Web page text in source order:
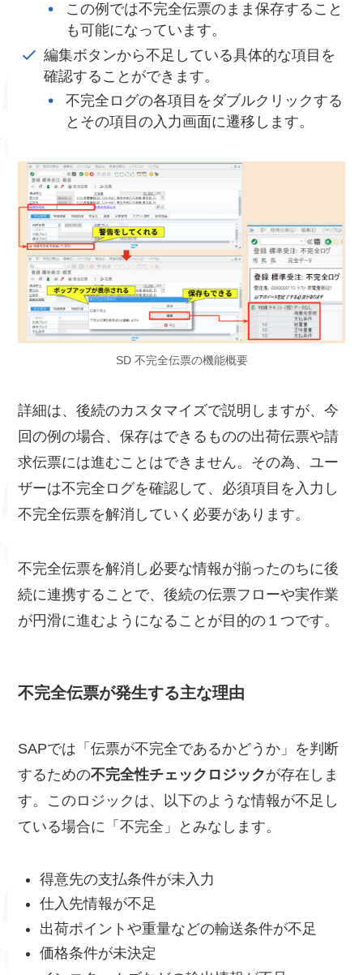
この例では不完全伝票のまま保存すること
も可能になっています。
編集ボタンから不足している具体的な項目を
確認することができます。
不完全ログの各項目をダブルクリックする
とその項目の入力画面に遷移します。
SD 不完全伝票の機能概要
詳細は、後続のカスタマイズで説明しますが、今
回の例の場合、保存はできるものの出荷伝票や請
求伝票には進むことはできません。その為、ユー
ザーは不完全ログを確認して、必須項目を入力し
不完全伝票を解消していく必要があります。
不完全伝票を解消し必要な情報が揃ったのちに後
続に連携することで、後続の伝票フローや実作業
が円滑に進むようになることが目的の１つです。
不完全伝票が発生する主な理由
SAPでは「伝票が不完全であるかどうか」を判断
するための不完全性チェックロジックが存在しま
す。このロジックは、以下のような情報が不足し
ている場合に「不完全」とみなします。
得意先の支払条件が未入力
仕入先情報が不足
出荷ポイントや重量などの輸送条件が不足
価格条件が未決定